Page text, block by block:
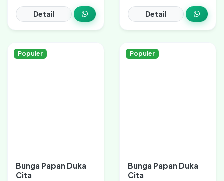
Detail Detail
Populer
Bunga Papan Duka
Cita
Populer
Bunga Papan Duka
Cita